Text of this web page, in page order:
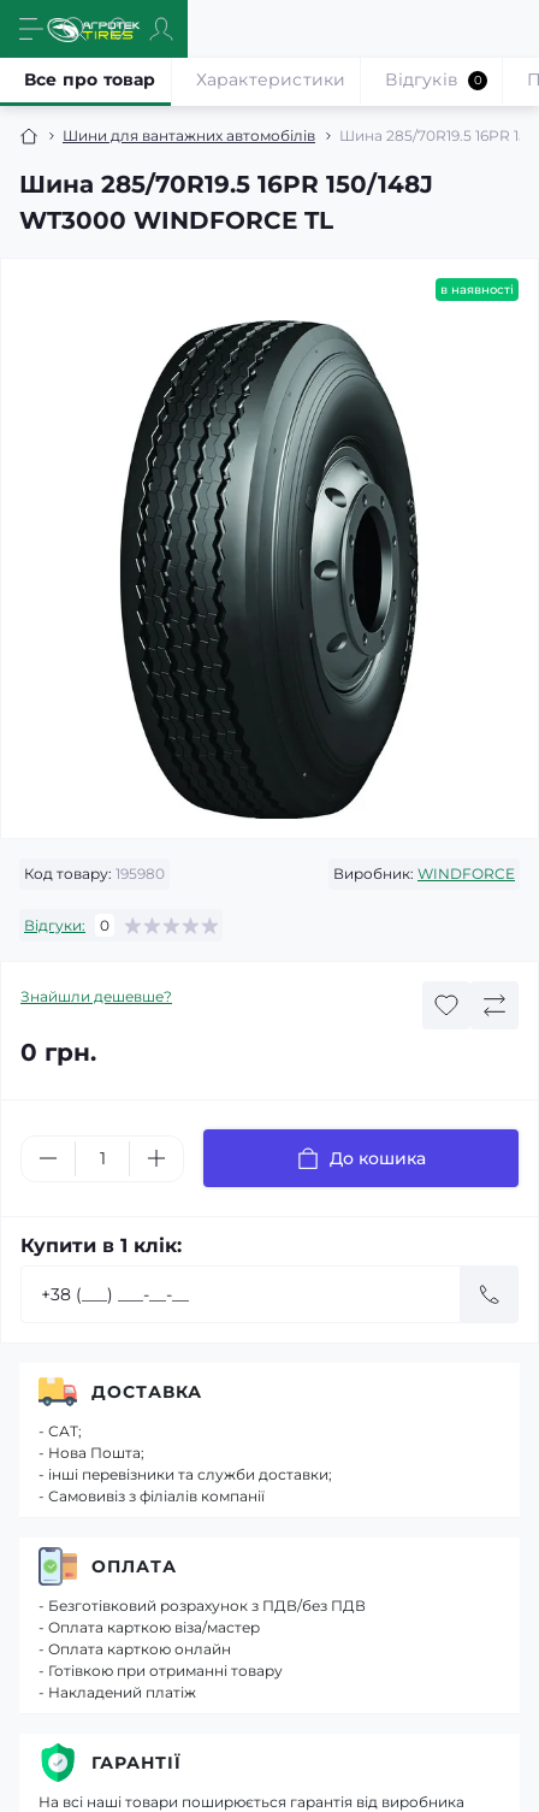
Шини для вантажних автомобілів Шина 285/70R19.5 16PR
Шина 285/70R19.5 16PR 150/148J
WT3000 WINDFORCE TL
Все про товар Характеристики Відгуків 0
в наявності
Код товару: 195980 Виробник: WINDFORCE
Відгуки: 0
Знайшли дешевше?
0 грн.
До кошика
Купити в 1 клік:
ДОСТАВКА
- САТ;
- Нова Пошта;
- інші перевізники та служби доставки;
- Самовивіз з філіалів компанії
ОПЛАТА
- Безготівковий розрахунок з ПДВ/без ПДВ
- Оплата карткою віза/мастер
- Оплата карткою онлайн
- Готівкою при отриманні товару
- Накладений платіж
ГАРАНТІЇ
На всі наші товари поширюється гарантія від виробника